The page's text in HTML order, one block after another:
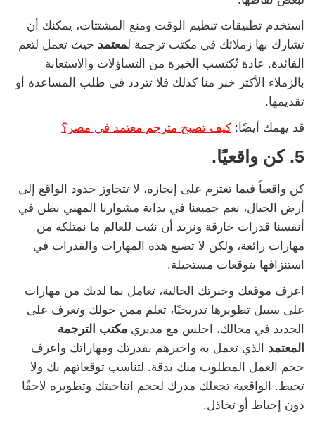
استخدم تطبيقات تنظيم الوقت ومنع المشتتات، يمكنك أن
تشارك بها زملائك في مكتب ترجمة لمعتمد حيث تعمل لتعم
الفائدة. عادة تُكتسب الخبرة من التساؤلات والاستعانة
بالزملاء الأكثر خبر منا كذلك فلا تتردد في طلب المساعدة أو
تقديمها.
قد يهمك أيضًا: كيف تصبح مترجم معتمد في مصر؟
5. كن واقعيًا.
كن واقعياً فيما تعتزم على إنجازه، لا تتجاوز حدود الواقع إلى
أرض الخيال، نعم جميعنا في بداية مشوارنا المهني نظن في
أنفسنا قدرات خارقة ونريد أن نثبت للعالم ما نمتلكه من
مهارات رائعة، ولكن لا تضيع هذه المهارات والقدرات في
استنزافها بتوقعات مستحيلة.
اعرف موقعك وخبرتك الحالية، تعامل بما لديك من مهارات
على سبيل تطويرها تدريجيًا، تعلم ممن حولك وتعرف على
الجديد في مجالك، اجلس مع مديري مكتب الترجمة
المعتمد الذي تعمل به واخبرهم بقدرتك ومهاراتك واعرف
حجم العمل المطلوب منك بدقة. لتناسب توقعاتهم بك ولا
تحبط. الواقعية تجعلك مدرك لحجم انتاجيتك وتطويره لاحقًا
دون إحباط أو تخاذل.